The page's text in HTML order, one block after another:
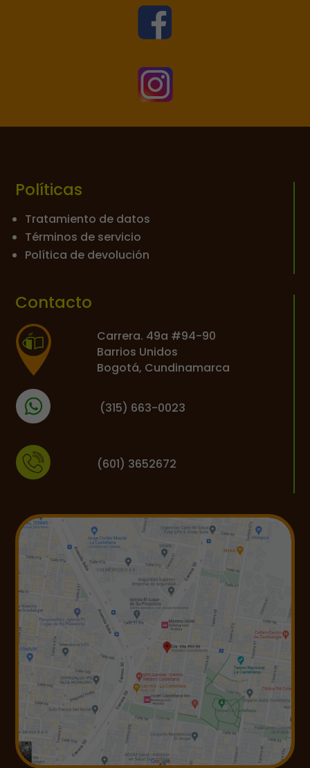


Políticas
Tratamiento de datos
Términos de servicio
Política de devolución
Contacto
Carrera. 49a #94-90
Barrios Unidos
Bogotá, Cundinamarca
(315) 663-0023
(601) 3652672